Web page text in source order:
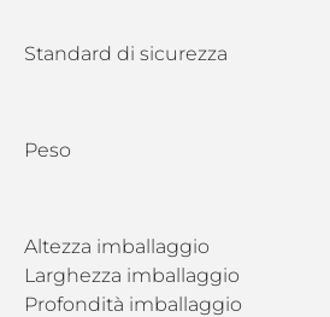
Standard di sicurezza
Peso
Altezza imballaggio
Larghezza imballaggio
Profondità imballaggio